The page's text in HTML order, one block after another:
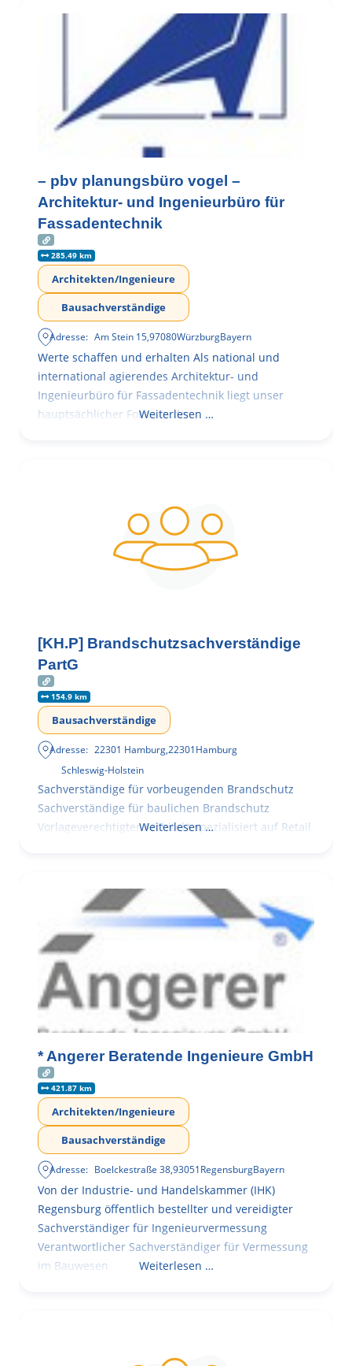
– pbv planungsbüro vogel –
Architektur- und Ingenieurbüro für
Fassadentechnik
285.49 km
Architekten/Ingenieure
Bausachverständige
Adresse: Am Stein 15,97080WürzburgBayern
Werte schaffen und erhalten Als national und
international agierendes Architektur- und
Ingenieurbüro für Fassadentechnik liegt unser
hauptsächlicher Fokus in der
Weiterlesen …
[KH.P] Brandschutzsachverständige
PartG
154.9 km
Bausachverständige
Adresse: 22301 Hamburg,22301Hamburg
Schleswig-Holstein
Sachverständige für vorbeugenden Brandschutz
Sachverständige für baulichen Brandschutz
Vorlageverechtigter Architekt spezialisiert auf Retail
Weiterlesen …
* Angerer Beratende Ingenieure GmbH
421.87 km
Architekten/Ingenieure
Bausachverständige
Adresse: Boelckestraße 38,93051RegensburgBayern
Von der Industrie- und Handelskammer (IHK)
Regensburg öffentlich bestellter und vereidigter
Sachverständiger für Ingenieurvermessung
Verantwortlicher Sachverständiger für Vermessung
im Bauwesen
Weiterlesen …